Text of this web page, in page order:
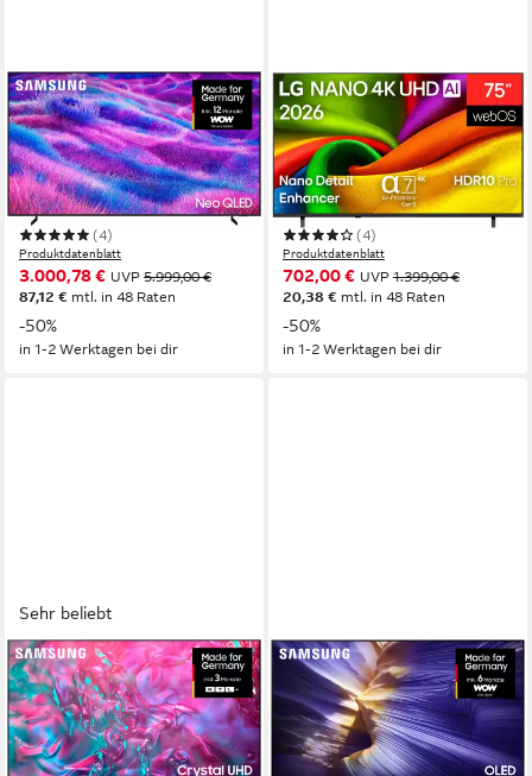
SAMSUNG
GQ100QN80FU QLED-
Fernseher
252 cm/100 Zoll Diagonale
Neo QLED Bildschirmtechnologie
4K Ultra HD Auflösung
(4)
Produktdatenblatt
3.000,78 € UVP 5.999,00 €
87,12 € mtl. in 48 Raten
-50%
in 1-2 Werktagen bei dir
LG
75NU850B6LA DLED-
Fernseher
189 cm/75 Zoll Diagonale
D-LED Bildschirmtechnologie
4K Ultra HD Auflösung
(4)
Produktdatenblatt
702,00 € UVP 1.399,00 €
20,38 € mtl. in 48 Raten
-50%
in 1-2 Werktagen bei dir
Sehr beliebt
SAMSUNG
GU98DU9079U LED-
Fernseher
249 cm/98 Zoll Diagonale
LED Bildschirmtechnologie
SAMSUNG
GQ77S91FAE OLED-
Fernseher
194 cm/77 Zoll Diagonale
OLED Bildschirmtechnologie